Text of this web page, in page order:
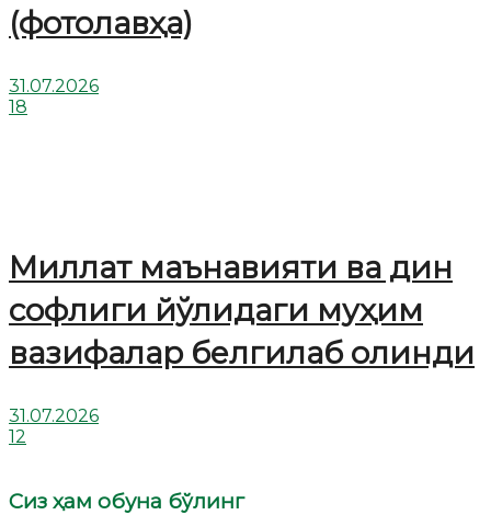
(фотолавҳа)
31.07.2026
18
Миллат маънавияти ва дин
софлиги йўлидаги муҳим
вазифалар белгилаб олинди
31.07.2026
12
Сиз ҳам обуна бўлинг